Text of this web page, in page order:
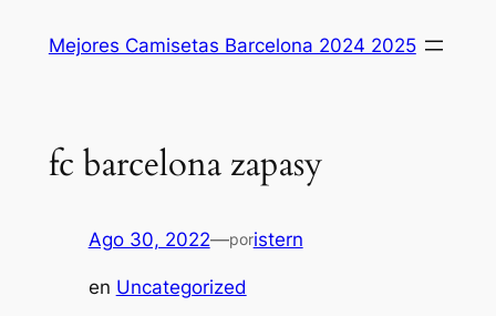
Mejores Camisetas Barcelona 2024 2025
fc barcelona zapasy
Ago 30, 2022—poristern
en Uncategorized